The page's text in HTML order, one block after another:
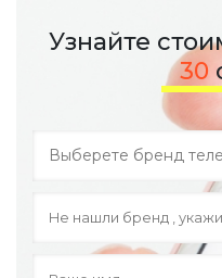
Узнайте
30